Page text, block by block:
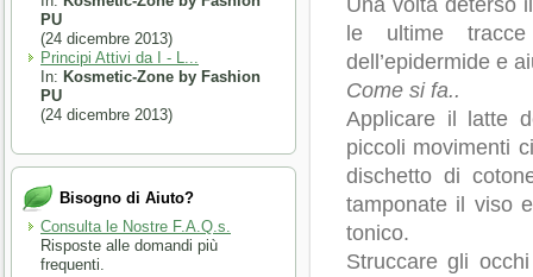
PU
(24 dicembre 2013)
Principi Attivi da I - L...
In: Kosmetic-Zone by Fashion
PU
(24 dicembre 2013)
Bisogno di Aiuto?
Consulta le Nostre F.A.Q.s.
Risposte alle domandi più
frequenti.
Una volta deterso
le ultime
dell’epidermide e
Come si fa..
Applicare il latte
piccoli movimenti
dischetto di
tamponate il viso
tonico.
Struccare gli